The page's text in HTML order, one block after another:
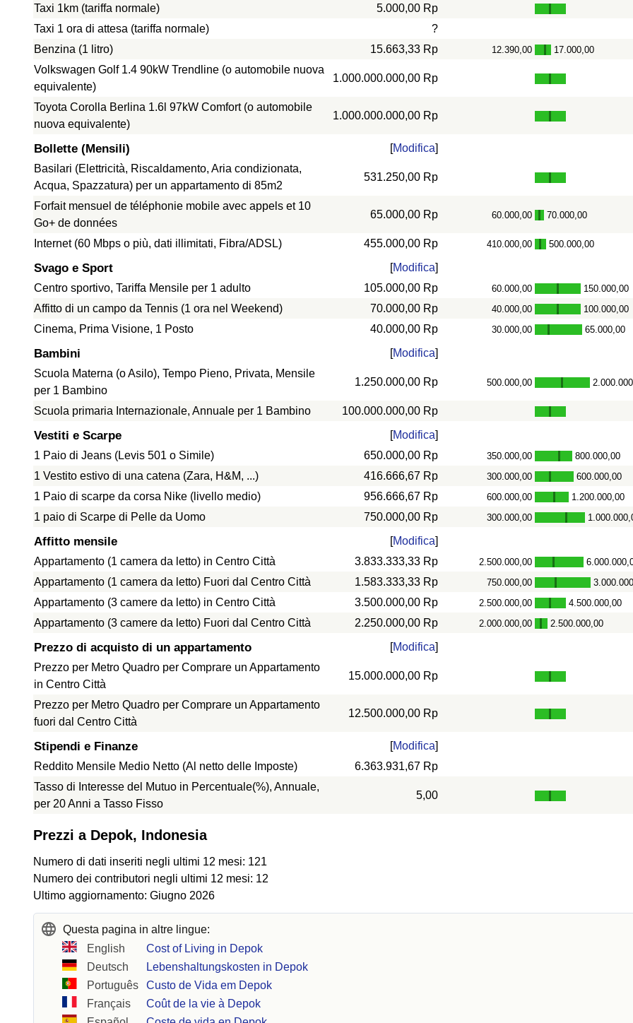
Taxi 1km (tariffa normale)
5.000,00 Rp
Taxi 1 ora di attesa (tariffa normale)
?
Benzina (1 litro)
15.663,33 Rp 12.390,00 - 17.000,00
Volkswagen Golf 1.4 90kW Trendline (o automobile nuova
equivalente)
1.000.000.000,00 Rp
Toyota Corolla Berlina 1.6l 97kW Comfort (o automobile
nuova equivalente)
1.000.000.000,00 Rp
Bollette (Mensili) [Modifica]
Basilari (Elettricità, Riscaldamento, Aria condizionata,
Acqua, Spazzatura) per un appartamento di 85m2
531.250,00 Rp
Forfait mensuel de téléphonie mobile avec appels et 10
Go+ de données
65.000,00 Rp 60.000,00 - 70.000,00
Internet (60 Mbps o più, dati illimitati, Fibra/ADSL) 455.000,00 Rp 410.000,00 - 500.000,00
Svago e Sport [Modifica]
Centro sportivo, Tariffa Mensile per 1 adulto
105.000,00 Rp 60.000,00 - 150.000,00
Affitto di un campo da Tennis (1 ora nel Weekend) 70.000,00 Rp 40.000,00 - 100.000,00
Cinema, Prima Visione, 1 Posto 40.000,00 Rp 30.000,00 - 65.000,00
Bambini [Modifica]
Scuola Materna (o Asilo), Tempo Pieno, Privata, Mensile
per 1 Bambino
1.250.000,00 Rp 500.000,00 -
Scuola primaria Internazionale, Annuale per 1 Bambino 100.000.000,00 Rp
Vestiti e Scarpe [Modifica]
1 Paio di Jeans (Levis 501 o Simile)
650.000,00 Rp 350.000,00 - 800.000,00
1 Vestito estivo di una catena (Zara, H&M, ...) 416.666,67 Rp 300.000,00 - 600.000,00
1 Paio di scarpe da corsa Nike (livello medio) 956.666,67 Rp 600.000,00 - 1.200.000,00
1 paio di Scarpe di Pelle da Uomo 750.000,00 Rp 300.000,00 -
Affitto mensile [Modifica]
Appartamento (1 camera da letto) in Centro Città
3.833.333,33 Rp 2.500.000,00 -
Appartamento (1 camera da letto) Fuori dal Centro Città 1.583.333,33 Rp 750.000,00 -
Appartamento (3 camere da letto) in Centro Città 3.500.000,00 Rp 2.500.000,00 - 4.500.000,00
Appartamento (3 camere da letto) Fuori dal Centro Città 2.250.000,00 Rp 2.000.000,00 - 2.500.000,00
Prezzo di acquisto di un appartamento [Modifica]
Prezzo per Metro Quadro per Comprare un Appartamento
in Centro Città
15.000.000,00 Rp
Prezzo per Metro Quadro per Comprare un Appartamento
fuori dal Centro Città
12.500.000,00 Rp
Stipendi e Finanze [Modifica]
Reddito Mensile Medio Netto (Al netto delle Imposte)
6.363.931,67 Rp
Tasso di Interesse del Mutuo in Percentuale(%), Annuale,
per 20 Anni a Tasso Fisso
5,00
Prezzi a Depok, Indonesia
Numero di dati inseriti negli ultimi 12 mesi: 121
Numero dei contributori negli ultimi 12 mesi: 12
Ultimo aggiornamento: Giugno 2026
Questa pagina in altre lingue:
English
Cost of Living in Depok
Deutsch
Lebenshaltungskosten in Depok
Português
Custo de Vida em Depok
Français
Coût de la vie à Depok